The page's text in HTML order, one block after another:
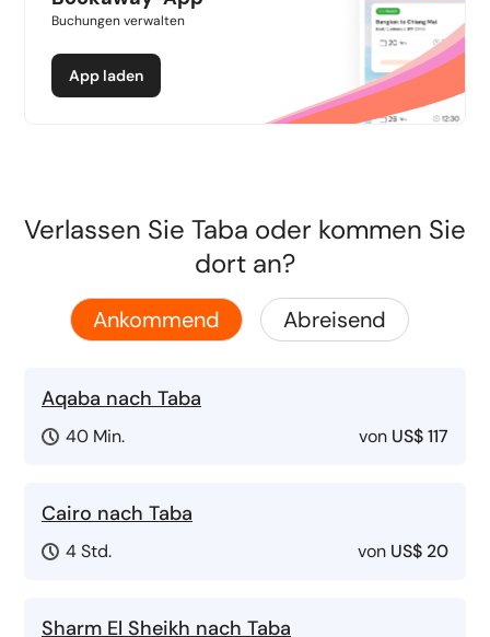
Buchungen verwalten
App laden
Verlassen Sie Taba oder kommen Sie
dort an?
Ankommend Abreisend
Aqaba nach Taba
40 Min. von US$ 117
Cairo nach Taba
4 Std. von US$ 20
Sharm El Sheikh nach Taba